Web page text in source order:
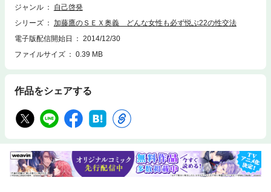
ジャンル
自己啓発
シリーズ
加藤鷹のＳＥＸ奥義 どんな女性も必ず悦ぶ22の性交法
電子版配信開始日
2014/12/30
ファイルサイズ
0.39 MB
作品をシェアする